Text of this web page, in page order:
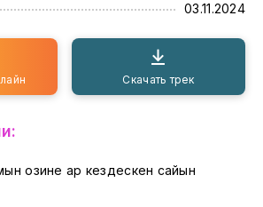
03.11.2024
Скачать трек
озине ар кездескен сайын